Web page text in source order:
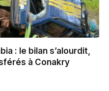
: le bilan s’alourdit,
à Conakry